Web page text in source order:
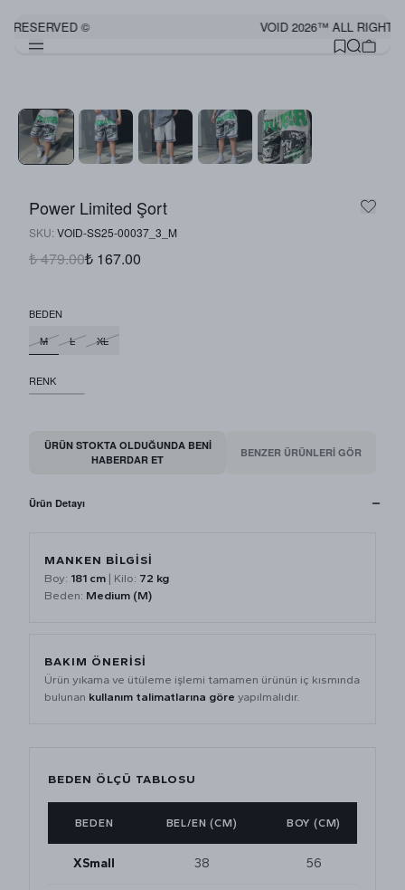
RESERVED © VOID 2026™ ALL RIGHTS
Power Limited Şort
SKU: VOID-SS25-00037_3_M
₺ 479.00₺ 167.00
BEDEN
M
L XL
RENK
ÜRÜN STOKTA OLDUĞUNDA BENI
HABERDAR ET
BENZER ÜRÜNLERİ GÖR
Ürün Detayı
MANKEN BİLGİSİ
Boy: 181 cm | Kilo: 72 kg
Beden: Medium (M)
BAKIM ÖNERİSİ
Ürün yıkama ve ütüleme işlemi tamamen ürünün iç kısmında
bulunan kullanım talimatlarına göre yapılmalıdır.
BEDEN ÖLÇÜ TABLOSU
BEDEN BEL/EN (CM) BOY (CM)
XSmall 38 56